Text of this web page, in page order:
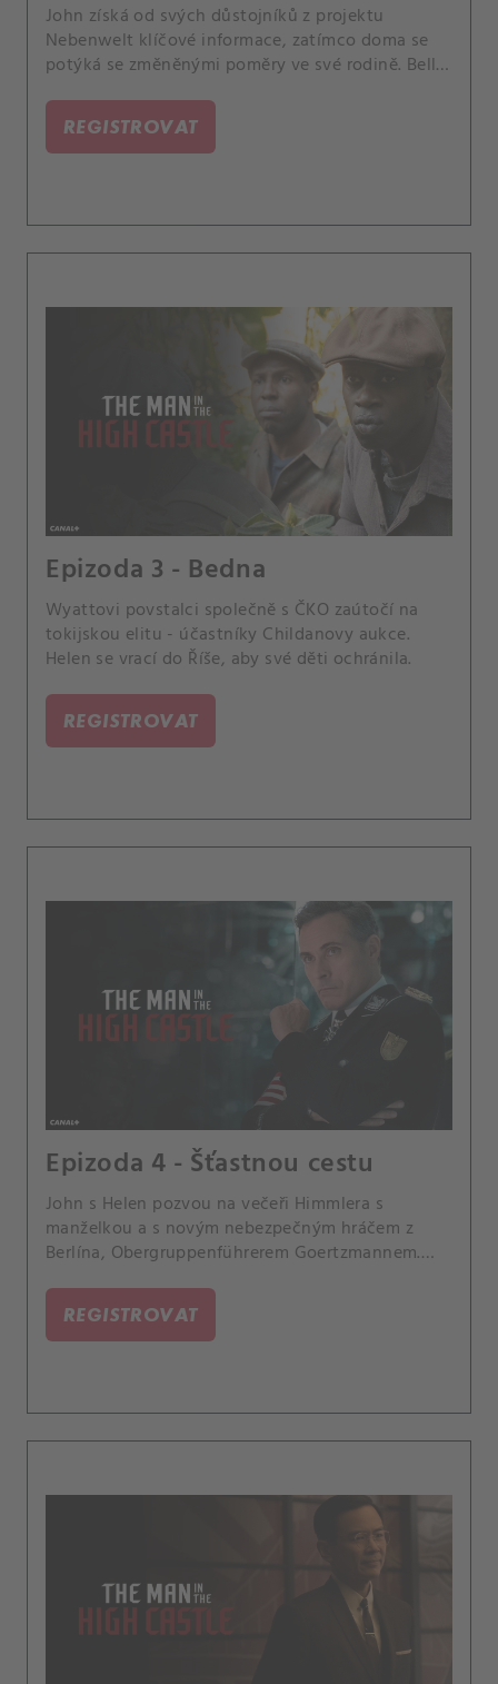
John získá od svých důstojníků z projektu
Nebenwelt klíčové informace, zatímco doma se
potýká se změněnými poměry ve své rodině. Bell
povstalci.
REGISTROVAT
Epizoda 3 - Bedna
Wyattovi povstalci společně s ČKO zaútočí na
tokijskou elitu - účastníky Childanovy aukce.
Helen se vrací do Říše, aby své děti ochránila.
REGISTROVAT
Epizoda 4 - Šťastnou cestu
John s Helen pozvou na večeři Himmlera s
manželkou a s novým nebezpečným hráčem z
Berlína, Obergruppenführerem Goertzmannem.
ocitne se v troskách Washingtonu, nyní
označovaného jako „Kontaminovaná zóna“.
REGISTROVAT